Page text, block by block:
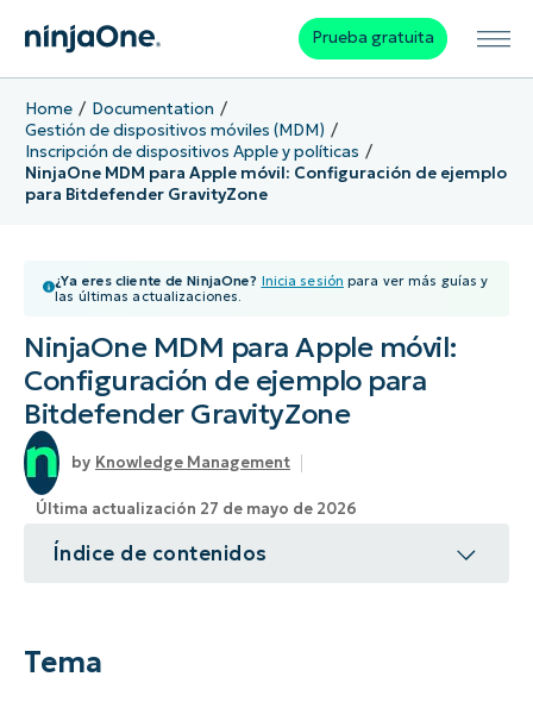
Prueba gratuita
Home
Documentation
Gestión de dispositivos móviles (MDM)
Inscripción de dispositivos Apple y políticas
NinjaOne MDM para Apple móvil: Configuración de ejemplo
para Bitdefender GravityZone
¿Ya eres cliente de NinjaOne? Inicia sesión para ver más guías y
las últimas actualizaciones.
NinjaOne MDM para Apple móvil:
Configuración de ejemplo para
Bitdefender GravityZone
Knowledge Management
Última actualización 27 de mayo de 2026
Índice de contenidos
Tema